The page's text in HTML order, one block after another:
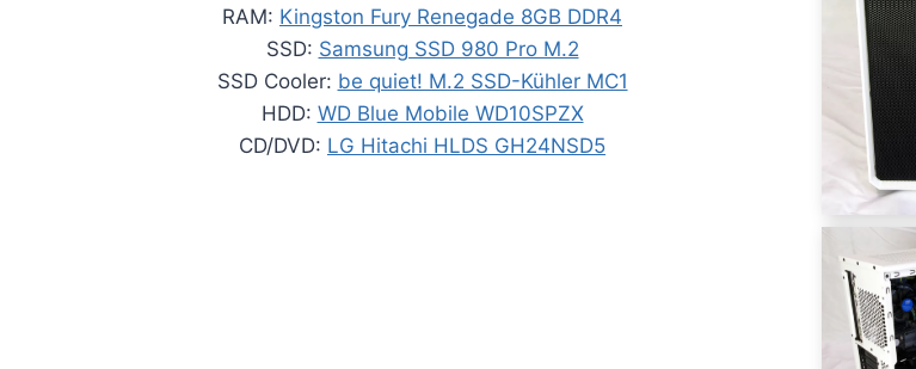
RAM: Kingston Fury Renegade 8GB DDR4
SSD: Samsung SSD 980 Pro M.2
SSD Cooler: be quiet! M.2 SSD-Kühler MC1
HDD: WD Blue Mobile WD10SPZX
CD/DVD: LG Hitachi HLDS GH24NSD5